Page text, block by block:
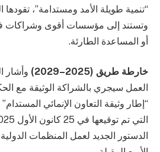
“تنمية طويلة الأمد ومستدامة”، تقودها
وتستند إلى مؤسسات أقوى وشراكات
أو المساعدة الطارئة.
خارطة طريق (2025–2029)
وأشار
العمل سيجري بالشراكة الوثيقة مع
الدستور الجديد لعمل المنظمات